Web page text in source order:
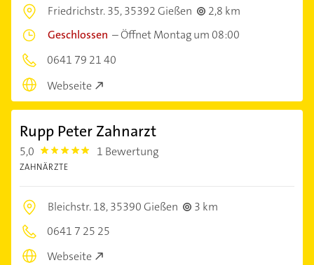
Friedrichstr. 35,35392 Gießen
2,8 km
Geschlossen –Öffnet Montag um 08:00
0641 79 21 40
Webseite
Rupp Peter Zahnarzt
5,0 5.0 1 Bewertung
ZAHNÄRZTE
Bleichstr. 18,35390 Gießen
3 km
0641 7 25 25
Webseite